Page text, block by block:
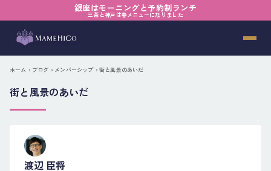
銀座はモーニングと予約制ランチ
三茶と神戸は春メニューになりました
ホーム › ブログ › メンバーシップ› 街と風景のあいだ
街と風景のあいだ
渡辺 臣将